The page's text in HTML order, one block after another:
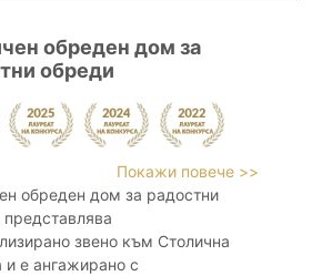
обреден дом за
обреди
Покажи повече >>
обреден дом за радостни
звено към Столична
и е ангажирано с